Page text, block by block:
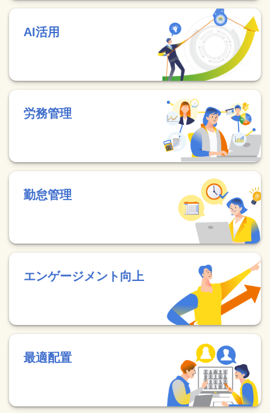
AI活用
労務管理
勤怠管理
エンゲージメント向上
最適配置